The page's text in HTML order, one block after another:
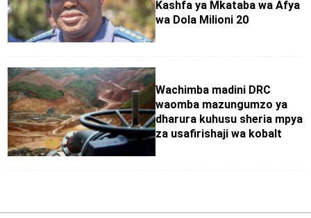
Kashfa ya Mkataba wa Afya
wa Dola Milioni 20
Wachimba madini DRC
waomba mazungumzo ya
dharura kuhusu sheria mpya
za usafirishaji wa kobalt